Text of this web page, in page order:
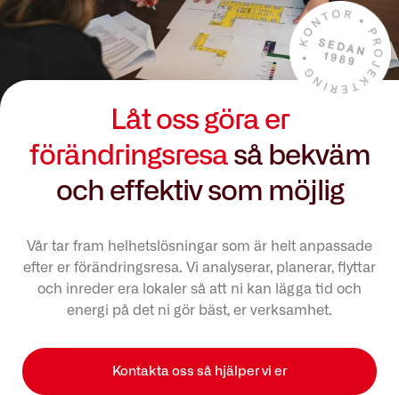
Låt oss göra er
förändringsresa så bekväm
och effektiv som möjlig
Vår tar fram helhetslösningar som är helt anpassade
efter er förändringsresa. Vi analyserar, planerar, flyttar
och inreder era lokaler så att ni kan lägga tid och
energi på det ni gör bäst, er verksamhet.
Kontakta oss så hjälper vi er